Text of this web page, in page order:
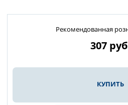
Рекомендованная
307
КУПИТЬ